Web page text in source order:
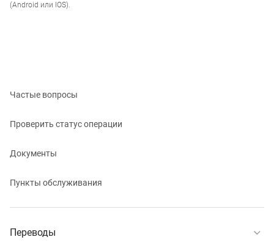
(Android или IOS).
Частые вопросы
Проверить статус операции
Документы
Пункты обслуживания
Переводы